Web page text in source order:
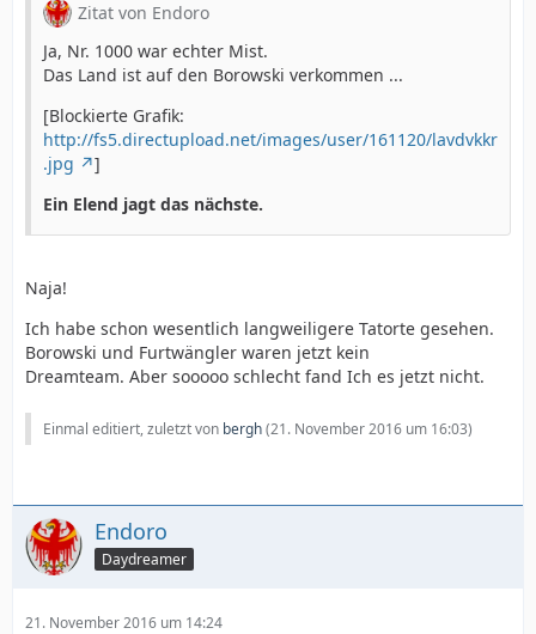
Zitat von Endoro
Ja, Nr. 1000 war echter Mist.
Das Land ist auf den Borowski verkommen ...
[Blockierte Grafik:
http://fs5.directupload.net/images/user/161120/lavdvkkr
.jpg
]
Ein Elend jagt das nächste.
Naja!
Ich habe schon wesentlich langweiligere Tatorte gesehen.
Borowski und Furtwängler waren jetzt kein
Dreamteam. Aber sooooo schlecht fand Ich es jetzt nicht.
Einmal editiert, zuletzt von bergh(21. November 2016 um 16:03)
Endoro
Daydreamer
21. November 2016 um 14:24